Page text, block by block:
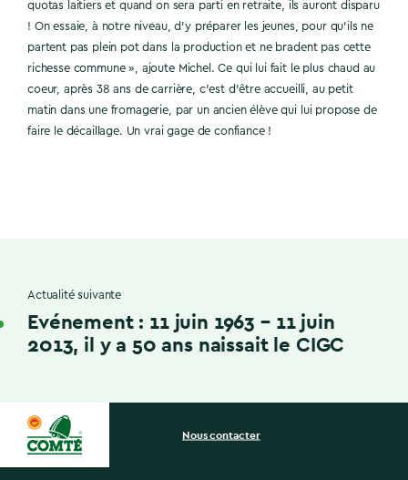
quotas laitiers et quand on sera parti en retraite, ils auront disparu
! On essaie, à notre niveau, d’y préparer les jeunes, pour qu’ils ne
partent pas plein pot dans la production et ne bradent pas cette
richesse commune », ajoute Michel. Ce qui lui fait le plus chaud au
coeur, après 38 ans de carrière, c’est d’être accueilli, au petit
matin dans une fromagerie, par un ancien élève qui lui propose de
faire le décaillage. Un vrai gage de confiance !
Actualité suivante
Evénement : 11 juin 1963 – 11 juin
2013, il y a 50 ans naissait le CIGC
Nous contacter